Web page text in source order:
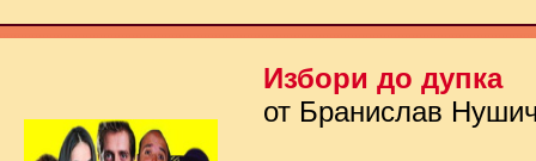
Избори до дупка
от Бранислав